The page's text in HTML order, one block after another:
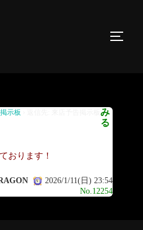
示板
示板 返信先: 来店予告掲示板み
る
おります！
2026/1/11(日) 23:54
No.12254